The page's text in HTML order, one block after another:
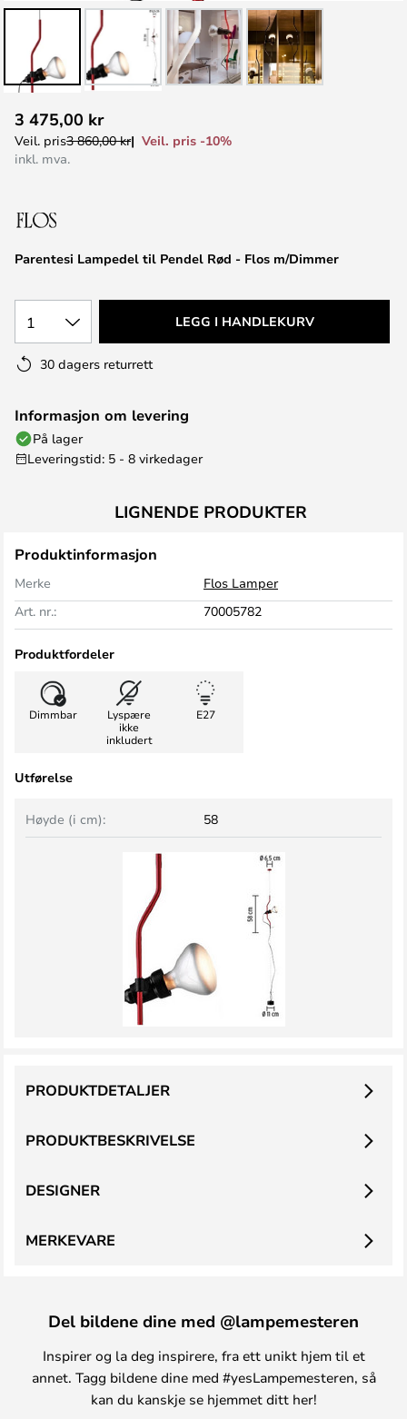
til
begynnelsen
Parentesi Lampedel til Pendel Rød - Flos m/Dimmer
3 475,00 kr
Veil. pris3 860,00 kr
Veil. pris -10%
inkl. mva.
1 LEGG I HANDLEKURV
30 dagers returrett
Informasjon om levering
På lager
Leveringstid: 5 - 8 virkedager
LIGNENDE PRODUKTER
Produktinformasjon
Merke
Flos Lamper
Art. nr.:
70005782
Produktfordeler
Dimmbar
Lyspære
ikke
inkludert
E27
Utførelse
Høyde (i cm): 58
PRODUKTBESKRIVELSE
PRODUKTDETALJER
DESIGNER
MERKEVARE
Del bildene dine med @lampemesteren
Inspirer og la deg inspirere, fra ett unikt hjem til et
annet. Tagg bildene dine med #yesLampemesteren, så
kan du kanskje se hjemmet ditt her!